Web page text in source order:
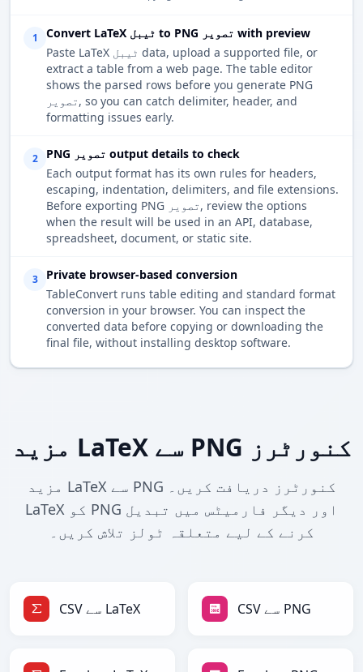
1
Convert LaTeX ٹیبل to PNG تصویر with preview
Paste LaTeX ٹیبل data, upload a supported file, or
extract a table from a web page. The table editor
shows the parsed rows before you generate PNG
تصویر, so you can catch delimiter, header, and
formatting issues early.
2
PNG تصویر output details to check
Each output format has its own rules for headers,
escaping, indentation, delimiters, and file extensions.
Before exporting PNG تصویر, review the options
when the result will be used in an API, database,
spreadsheet, document, or static site.
3
Private browser-based conversion
TableConvert runs table editing and standard format
conversion in your browser. You can inspect the
converted data before copying or downloading the
final file, without installing desktop software.
مزید LaTeX سے PNG کنورٹرز
مزید LaTeX سے PNG کنورٹرز دریافت کریں۔
LaTeX کو PNG اور دیگر فارمیٹس میں تبدیل
کرنے کے لیے متعلقہ ٹولز تلاش کریں۔
CSV سے LaTeX CSV سے PNG